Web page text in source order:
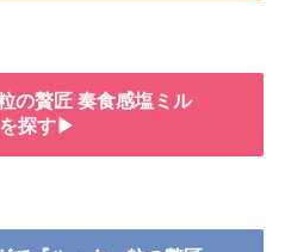
の贅匠 奏食感塩ミル
探す▶